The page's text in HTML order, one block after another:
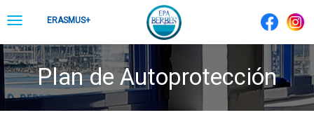
to ToggleERASMUS+
Plan de Autoprotección